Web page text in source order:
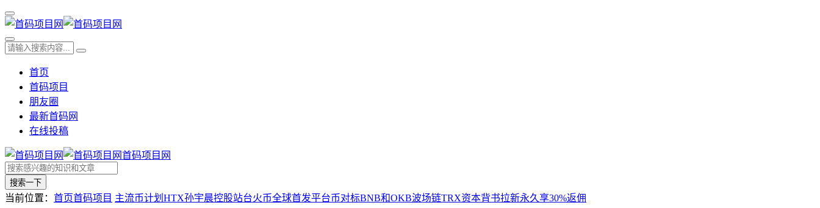
首页
首码项目
朋友圈
最新首码网
在线投稿
首码项目网
搜索一下
当前位置： 首页首码项目 主流币计划HTX孙宇晨控股站台火币全球首发平台币对标BNB和OKB波场链TRX资本背书拉新永久享30%返佣